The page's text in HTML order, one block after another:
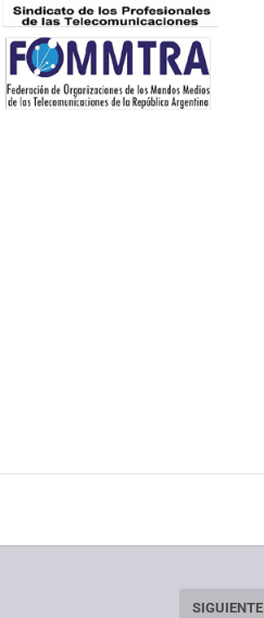
SIGUIENTE